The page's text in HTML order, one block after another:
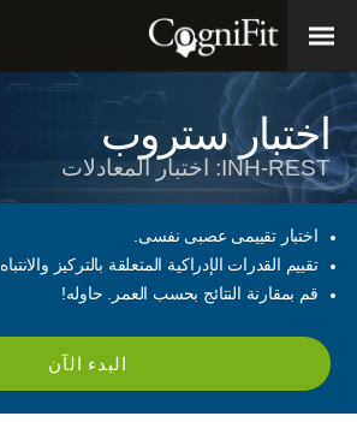
اختبار ستروب
INH-REST: اختبار المعادلات
اختبار تقييمى عصبى نفسى.
تقييم القدرات الإدراكية المتعلقة بالتركيز والانتباه
قم بمقارنة النتائج بحسب العمر. حاوله!
البدء الآن